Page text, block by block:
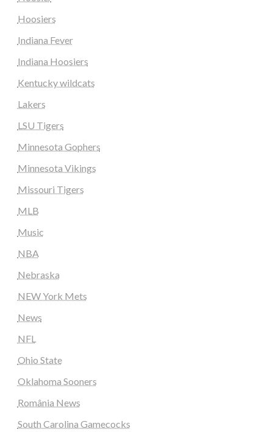
Hoosiers
Indiana Fever
Indiana Hoosiers
Kentucky wildcats
Lakers
LSU Tigers
Minnesota Gophers
Minnesota Vikings
Missouri Tigers
MLB
Music
NBA
Nebraska
NEW York Mets
News
NFL
Ohio State
Oklahoma Sooners
România News
South Carolina Gamecocks